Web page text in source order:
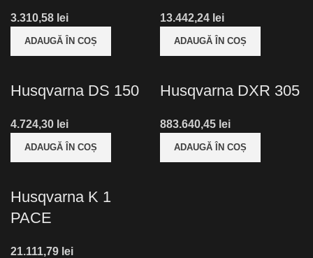
lei
ADAUGĂ ÎN COȘ
lei
ADAUGĂ ÎN COȘ
Husqvarna DS 150
lei
ADAUGĂ ÎN COȘ
Husqvarna DXR 305
lei
ADAUGĂ ÎN COȘ
Husqvarna K 1
PACE
lei